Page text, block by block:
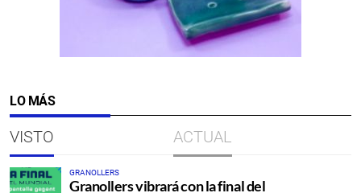
LO MÁS
VISTO ACTUAL
GRANOLLERS
Granollers vibrará con la final del